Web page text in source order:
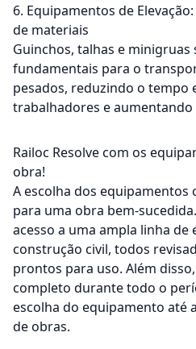
6. Equipamentos de
de materiais
Guinchos, talhas e
fundamentais para o
pesados, reduzindo o tempo
trabalhadores e
Railoc Resolve com os
obra!
A escolha dos
para uma obra bem-
acesso a uma ampla linha
construção civil, todos
prontos para uso. Além
completo durante todo o
escolha do equipamento até
de obras.